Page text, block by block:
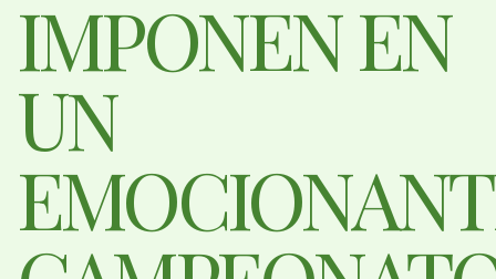
IMPONEN EN
UN